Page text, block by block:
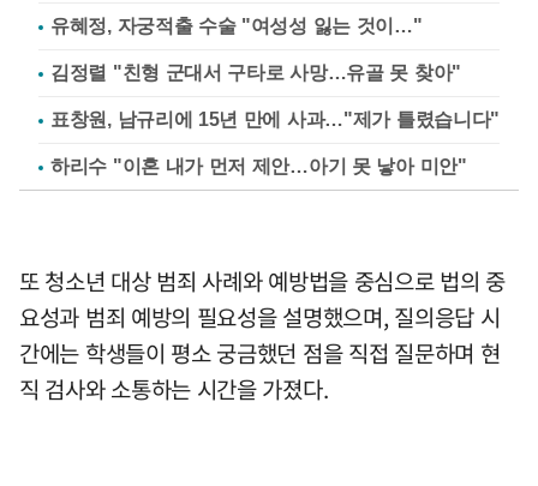
유혜정, 자궁적출 수술 "여성성 잃는 것이…"
김정렬 "친형 군대서 구타로 사망…유골 못 찾아"
표창원, 남규리에 15년 만에 사과…"제가 틀렸습니다"
하리수 "이혼 내가 먼저 제안…아기 못 낳아 미안"
또 청소년 대상 범죄 사례와 예방법을 중심으로 법의 중
요성과 범죄 예방의 필요성을 설명했으며, 질의응답 시
간에는 학생들이 평소 궁금했던 점을 직접 질문하며 현
직 검사와 소통하는 시간을 가졌다.